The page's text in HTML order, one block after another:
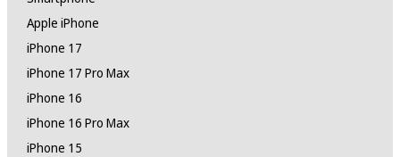
Apple iPhone
iPhone 17
iPhone 17 Pro Max
iPhone 16
iPhone 16 Pro Max
iPhone 15